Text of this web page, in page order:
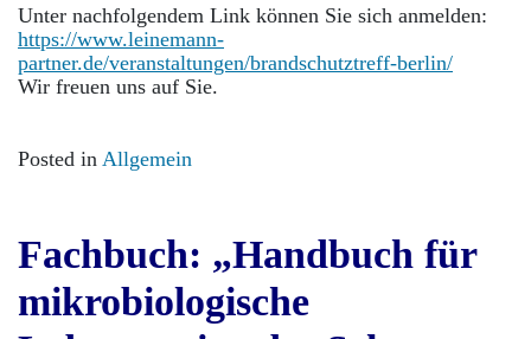
Unter nachfolgendem Link können Sie sich anmelden:
https://www.leinemann-
partner.de/veranstaltungen/brandschutztreff-berlin/
Wir freuen uns auf Sie.
Posted in Allgemein
Fachbuch: „Handbuch für
mikrobiologische